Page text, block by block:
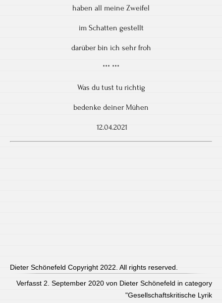
haben all meine Zweifel
im Schatten gestellt
darüber bin ich sehr froh
*** ***
Was du tust tu richtig
bedenke deiner Mühen
12.04.2021
Dieter Schönefeld Copyright 2022. All rights reserved.
Verfasst 2. September 2020 von Dieter Schönefeld in category
"Gesellschaftskritische Lyrik